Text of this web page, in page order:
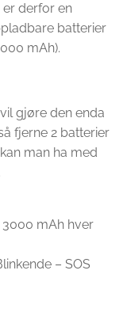
er derfor en
batterier
mAh).
gjøre den enda
fjerne 2 batterier
man ha med
mAh hver
– SOS